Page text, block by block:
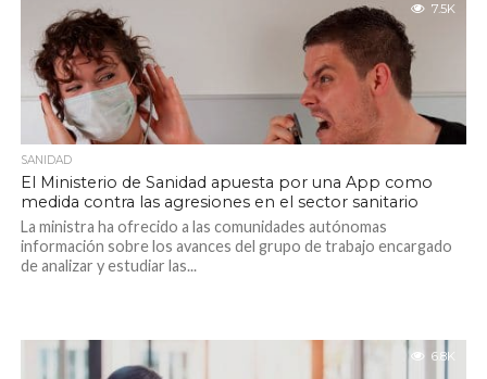
7.5K
SANIDAD
El Ministerio de Sanidad apuesta por una App como
medida contra las agresiones en el sector sanitario
La ministra ha ofrecido a las comunidades autónomas
información sobre los avances del grupo de trabajo encargado
de analizar y estudiar las...
6.8K